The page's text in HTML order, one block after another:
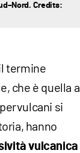
Credits:
termine
che è quella a
si
hanno
vulcanica